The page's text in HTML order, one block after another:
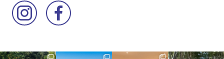
Accéder
à
Instagram
Accéder
à
Facebook